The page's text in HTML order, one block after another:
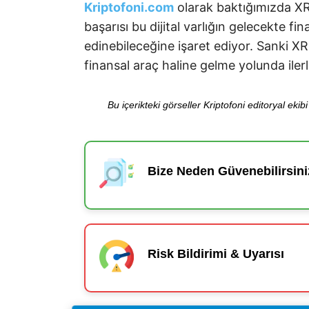
Kriptofoni.com olarak baktığımızda
başarısı bu dijital varlığın gelecekte
edinebileceğine işaret ediyor. Sanki
finansal araç haline gelme yolunda
Bu içerikteki görseller Kriptofoni editoryal
Bize Neden
Risk Bildirimi & Uyarısı